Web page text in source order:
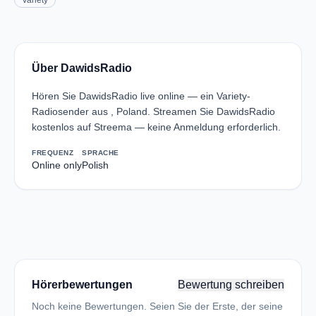
Über DawidsRadio
Hören Sie DawidsRadio live online — ein Variety-
Radiosender aus , Poland. Streamen Sie DawidsRadio
kostenlos auf Streema — keine Anmeldung erforderlich.
FREQUENZ
Online only
SPRACHE
Polish
Hörerbewertungen Bewertung schreiben
Noch keine Bewertungen. Seien Sie der Erste, der seine